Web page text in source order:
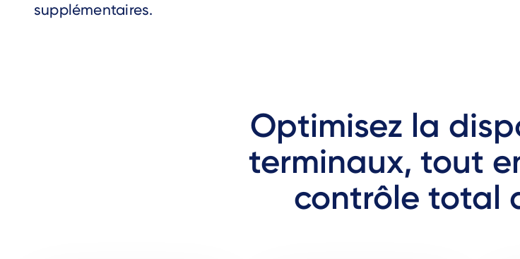
supplémentaires.
Optimisez la
terminaux, tout
contrôle total